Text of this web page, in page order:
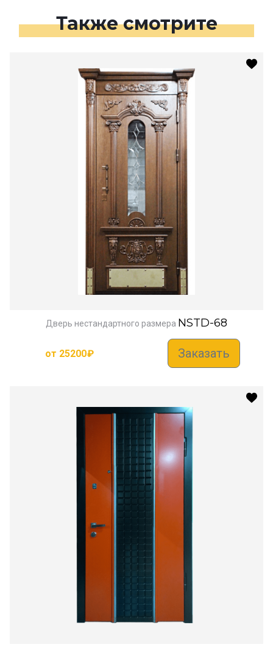
Также смотрите
Дверь нестандартного размера NSTD-68
от 25200₽ Заказать